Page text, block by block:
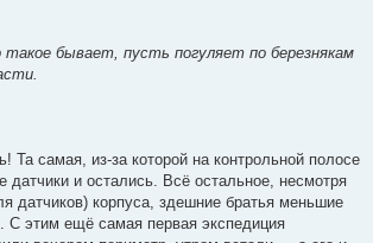
бывает, пусть погуляет по березнякам
Та самая, из-за которой на контрольной полосе
датчики и остались. Всё остальное, несмотря
датчиков) корпуса, здешние братья меньшие
С этим ещё самая первая экспедиция